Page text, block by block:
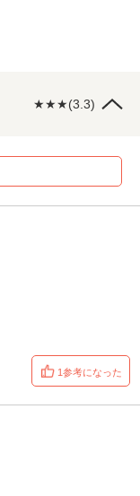
★★★(3.3)
1参考になった